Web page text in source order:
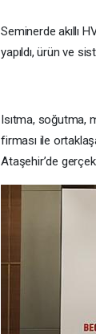
Seminerde akıllı
yapıldı, ürün ve
Isıtma, soğutma,
firması ile
Ataşehir’de